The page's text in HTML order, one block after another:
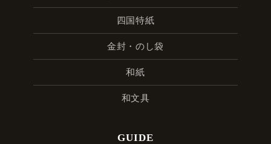
四国特紙
金封・のし袋
和紙
和文具
GUIDE